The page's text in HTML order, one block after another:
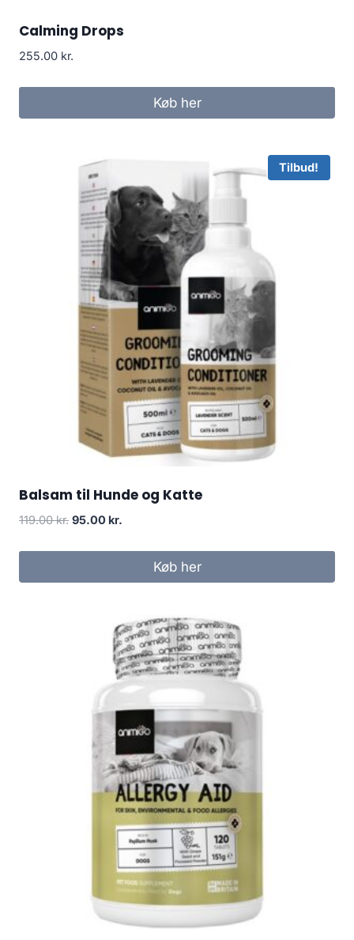
Calming Drops
255.00 kr.
Køb her
Tilbud!
Balsam til Hunde og Katte
119.00kr. Den
95.00 kr.
Køb her